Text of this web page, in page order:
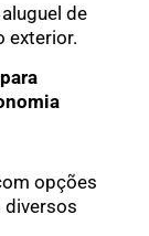
de
exterior.
opções
diversos